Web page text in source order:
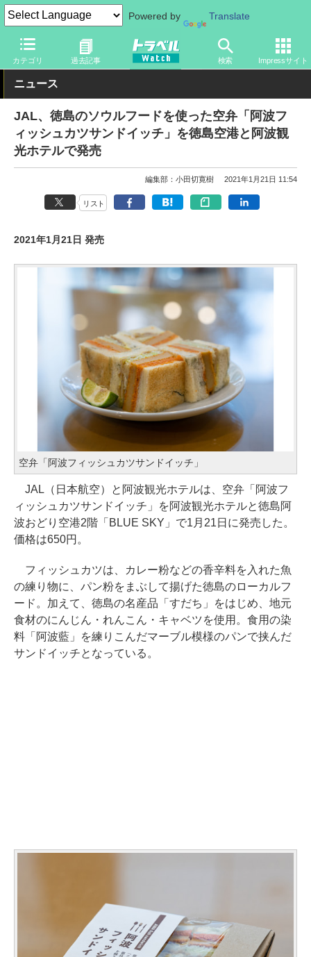
Powered by Translate
カテゴリ 過去記事 検索 Impressサイト
トラベル Watch 旅の方法 空旅 空港
ニュース
JAL、徳島のソウルフードを使った空弁「阿波フ
ィッシュカツサンドイッチ」を徳島空港と阿波観
光ホテルで発売
編集部：小田切寛樹 2021年1月21日 11:54
リスト
2021年1月21日 発売
空弁「阿波フィッシュカツサンドイッチ」
JAL（日本航空）と阿波観光ホテルは、空弁「阿波フ
ィッシュカツサンドイッチ」を阿波観光ホテルと徳島阿
波おどり空港2階「BLUE SKY」で1月21日に発売した。
価格は650円。
フィッシュカツは、カレー粉などの香辛料を入れた魚
の練り物に、パン粉をまぶして揚げた徳島のローカルフ
ード。加えて、徳島の名産品「すだち」をはじめ、地元
食材のにんじん・れんこん・キャベツを使用。食用の染
料「阿波藍」を練りこんだマーブル模様のパンで挟んだ
サンドイッチとなっている。